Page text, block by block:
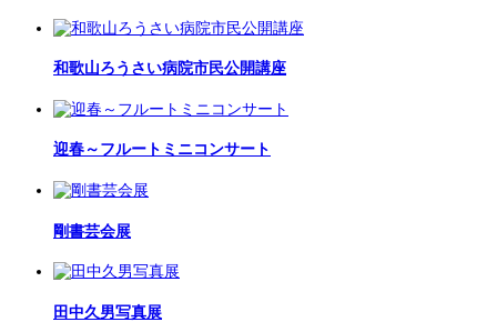
和歌山ろうさい病院市民公開講座
迎春～フルートミニコンサート
剛書芸会展
田中久男写真展